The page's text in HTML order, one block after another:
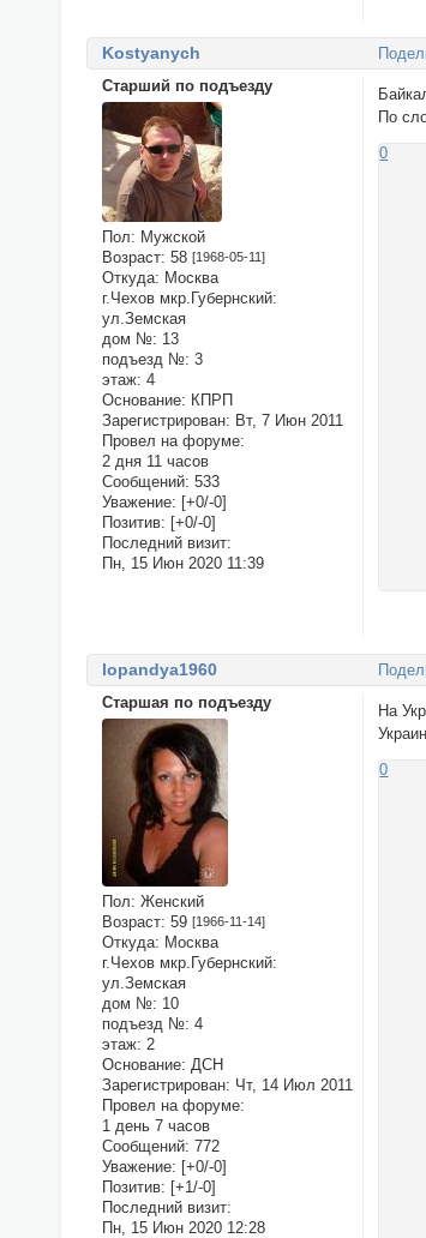
Kostyanych
Старший по подъезду
Пол: Мужской
Возраст: 58 [1968-05-11]
Откуда: Москва
г.Чехов мкр.Губернский:
ул.Земская
дом №: 13
подъезд №: 3
этаж: 4
Основание: КПРП
Зарегистрирован: Вт, 7 Июн 2011
Провел на форуме:
2 дня 11 часов
Сообщений: 533
Уважение: [+0/-0]
Позитив: [+0/-0]
Последний визит:
Пн, 15 Июн 2020 11:39
По
0
lopandya1960
Старшая по подъезду
Пол: Женский
Возраст: 59 [1966-11-14]
Откуда: Москва
г.Чехов мкр.Губернский:
ул.Земская
дом №: 10
подъезд №: 4
этаж: 2
Основание: ДСН
Зарегистрирован: Чт, 14 Июл 2011
Провел на форуме:
1 день 7 часов
Сообщений: 772
Уважение: [+0/-0]
Позитив: [+1/-0]
Последний визит:
Пн, 15 Июн 2020 12:28
На
0